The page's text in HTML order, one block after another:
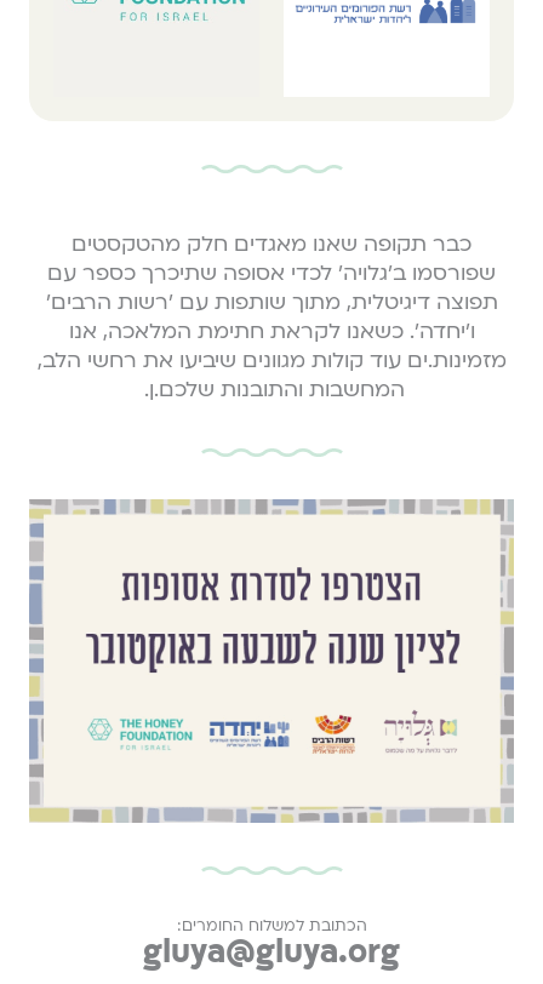
כבר תקופה שאנו מאגדים חלק מהטקסטים
שפורסמו ב׳גלויה׳ לכדי אסופה שתיכרך כספר עם
תפוצה דיגיטלית, מתוך שותפות עם ׳רשות הרבים׳
ו׳יחדה׳. כשאנו לקראת חתימת המלאכה, אנו
מזמינות.ים עוד קולות מגוונים שיביעו את רחשי הלב,
המחשבות והתובנות שלכם.ן.
הכתובת למשלוח החומרים:
gluya@gluya.org